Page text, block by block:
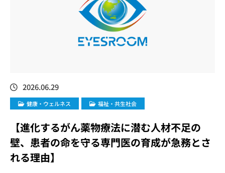
2026.06.29
健康・ウェルネス 福祉・共生社会
【進化するがん薬物療法に潜む人材不足の
壁、患者の命を守る専門医の育成が急務とさ
れる理由】